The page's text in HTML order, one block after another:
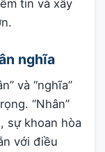
tin và xây
nghĩa
và “nghĩa”
“Nhân”
sự khoan hòa
với điều